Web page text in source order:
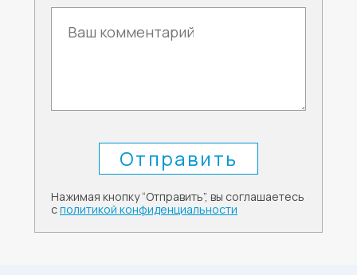
Нажимая кнопку “Отправить”, вы соглашаетесь
сполитикой конфиденциальности